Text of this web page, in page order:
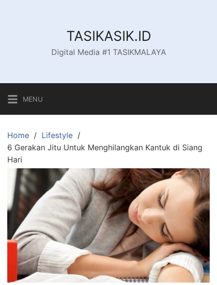
TASIKASIK.ID
Digital Media #1 TASIKMALAYA
MENU
Home
Lifestyle
6 Gerakan Jitu Untuk Menghilangkan Kantuk di Siang
Hari